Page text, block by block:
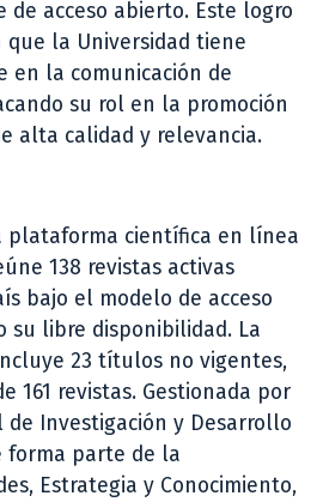
de acceso abierto. Este logro
que la Universidad tiene
en la comunicación de
su rol en la promoción
alta calidad y relevancia.
plataforma científica en línea
138 revistas activas
bajo el modelo de acceso
su libre disponibilidad. La
23 títulos no vigentes,
161 revistas. Gestionada por
de Investigación y Desarrollo
forma parte de la
Estrategia y Conocimiento,